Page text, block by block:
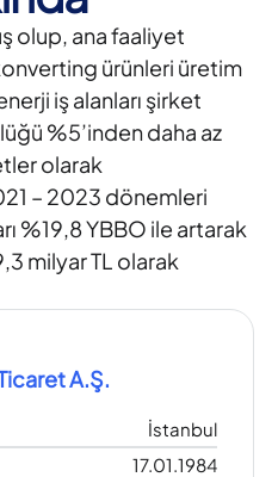
olup, ana faaliyet
ürünleri üretim
iş alanları şirket
%5’inden daha az
olarak
– 2023 dönemleri
%19,8 YBBO ile artarak
milyar TL olarak
A.Ş.
İstanbul
17.01.1984